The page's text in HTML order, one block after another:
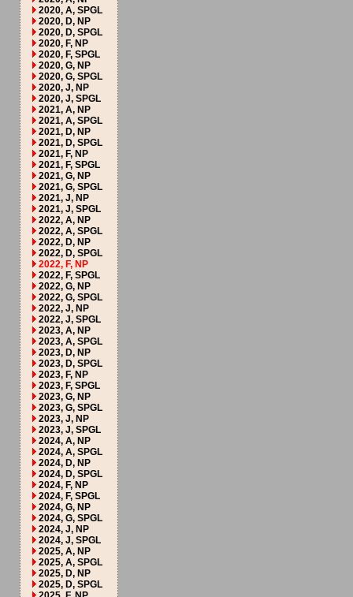
2020, A, SPGL
2020, D, NP
2020, D, SPGL
2020, F, NP
2020, F, SPGL
2020, G, NP
2020, G, SPGL
2020, J, NP
2020, J, SPGL
2021, A, NP
2021, A, SPGL
2021, D, NP
2021, D, SPGL
2021, F, NP
2021, F, SPGL
2021, G, NP
2021, G, SPGL
2021, J, NP
2021, J, SPGL
2022, A, NP
2022, A, SPGL
2022, D, NP
2022, D, SPGL
2022, F, NP
2022, F, SPGL
2022, G, NP
2022, G, SPGL
2022, J, NP
2022, J, SPGL
2023, A, NP
2023, A, SPGL
2023, D, NP
2023, D, SPGL
2023, F, NP
2023, F, SPGL
2023, G, NP
2023, G, SPGL
2023, J, NP
2023, J, SPGL
2024, A, NP
2024, A, SPGL
2024, D, NP
2024, D, SPGL
2024, F, NP
2024, F, SPGL
2024, G, NP
2024, G, SPGL
2024, J, NP
2024, J, SPGL
2025, A, NP
2025, A, SPGL
2025, D, NP
2025, D, SPGL